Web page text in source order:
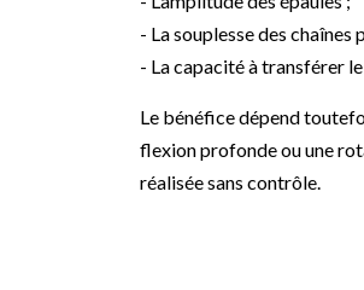
- La souplesse des chaînes
- La capacité à transférer le
Le bénéfice dépend
flexion profonde ou une
réalisée sans contrôle.